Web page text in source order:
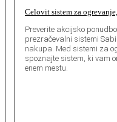
Celovit sistem za
Preverite akcijsko
prezračevalni sistemi
nakupa. Med sistemi za
spoznajte sistem, ki vam
enem mestu.